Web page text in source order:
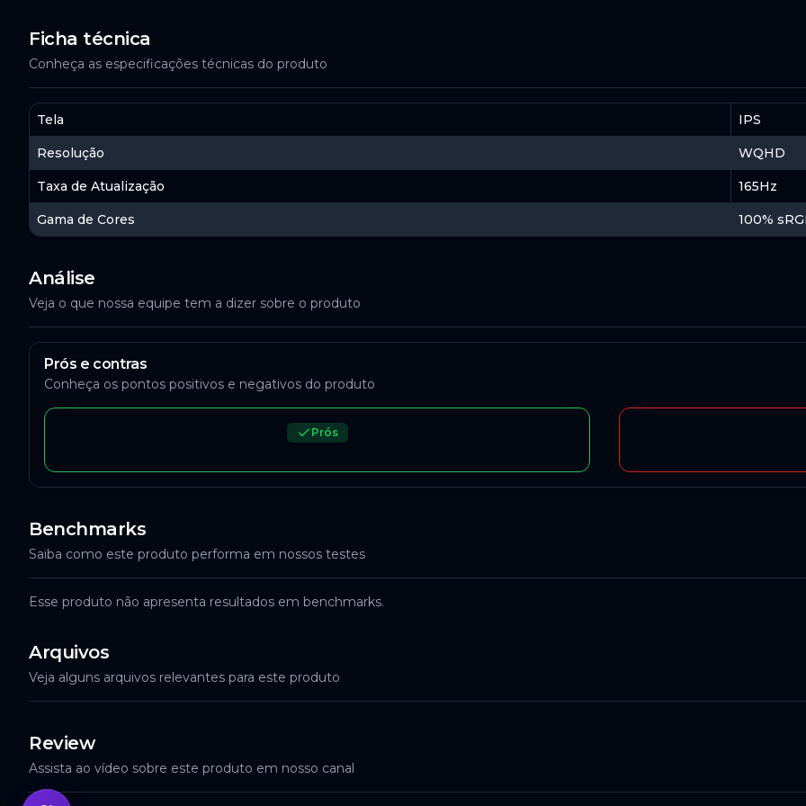
Ficha técnica
Conheça as especificações técnicas do produto
Tela IPS
Resolução WQHD
Taxa de Atualização 165Hz
Gama de Cores 100%
Análise
Veja o que nossa equipe tem a dizer sobre o produto
Prós e contras
Conheça os pontos positivos e negativos do produto
Prós
Benchmarks
Saiba como este produto performa em nossos testes
Esse produto não apresenta resultados em benchmarks.
Arquivos
Veja alguns arquivos relevantes para este produto
Review
Assista ao vídeo sobre este produto em nosso canal